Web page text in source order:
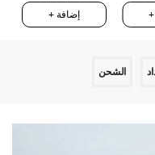
+ إضافة
الشحن